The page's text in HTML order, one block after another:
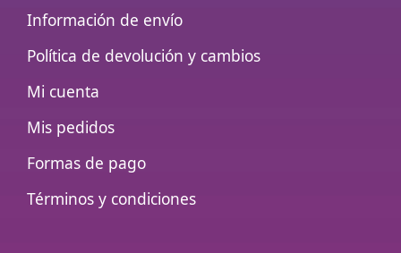
Información de envío
Política de devolución y cambios
Mi cuenta
Mis pedidos
Formas de pago
Términos y condiciones